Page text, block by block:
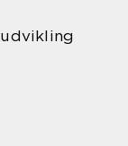
udvikling